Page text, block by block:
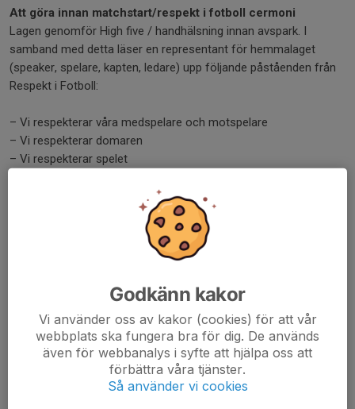
Att göra innan matchstart/respekt i fotboll cermoni
Lagen genomför High five / handhälsning innan avspark. I
samband med detta läser en representant för hemmalaget
(speaker, spelare, kapten, ledare) upp följande påståenden från
Respekt i Fotboll:
– Vi respekterar våra medspelare och motspelare
– Vi respekterar domaren
– Vi respekterar spelet
Alla lag i ÖFF: s serier ska ha matchvärdar till varje enskild
match. Matchvärden ansvarar vid hemmamatcher för att
välkomna bortalaget och domaren samt för att
Matchvärdsmanual ungdomsmatcher Rimforsa IF
ÖFF:s 10 punkter för Respekt i Fotboll
Ny film från ÖFF om Respekt i fotboll
Godkänn kakor
Vi använder oss av kakor (cookies) för att vår
webbplats ska fungera bra för dig. De används
även för webbanalys i syfte att hjälpa oss att
förbättra våra tjänster.
Så använder vi cookies